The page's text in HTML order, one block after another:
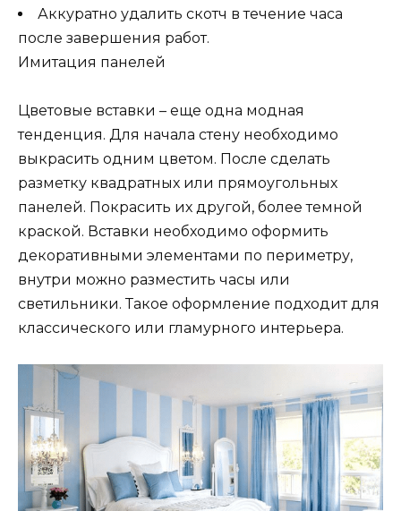
Аккуратно удалить скотч в течение часа
после завершения работ.
Имитация панелей
Цветовые вставки – еще одна модная
тенденция. Для начала стену необходимо
выкрасить одним цветом. После сделать
разметку квадратных или прямоугольных
панелей. Покрасить их другой, более темной
краской. Вставки необходимо оформить
декоративными элементами по периметру,
внутри можно разместить часы или
светильники. Такое оформление подходит для
классического или гламурного интерьера.